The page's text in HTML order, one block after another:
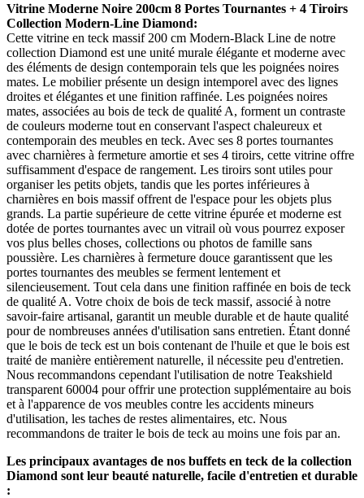
Vitrine Moderne Noire 200cm 8 Portes Tournantes + 4 Tiroirs
Collection Modern-Line Diamond:
Cette vitrine en teck massif 200 cm Modern-Black Line de notre
collection Diamond est une unité murale élégante et moderne avec
des éléments de design contemporain tels que les poignées noires
mates. Le mobilier présente un design intemporel avec des lignes
droites et élégantes et une finition raffinée. Les poignées noires
mates, associées au bois de teck de qualité A, forment un contraste
de couleurs moderne tout en conservant l'aspect chaleureux et
contemporain des meubles en teck. Avec ses 8 portes tournantes
avec charnières à fermeture amortie et ses 4 tiroirs, cette vitrine offre
suffisamment d'espace de rangement. Les tiroirs sont utiles pour
organiser les petits objets, tandis que les portes inférieures à
charnières en bois massif offrent de l'espace pour les objets plus
grands. La partie supérieure de cette vitrine épurée et moderne est
dotée de portes tournantes avec un vitrail où vous pourrez exposer
vos plus belles choses, collections ou photos de famille sans
poussière. Les charnières à fermeture douce garantissent que les
portes tournantes des meubles se ferment lentement et
silencieusement. Tout cela dans une finition raffinée en bois de teck
de qualité A. Votre choix de bois de teck massif, associé à notre
savoir-faire artisanal, garantit un meuble durable et de haute qualité
pour de nombreuses années d'utilisation sans entretien. Étant donné
que le bois de teck est un bois contenant de l'huile et que le bois est
traité de manière entièrement naturelle, il nécessite peu d'entretien.
Nous recommandons cependant l'utilisation de notre Teakshield
transparent 60004 pour offrir une protection supplémentaire au bois
et à l'apparence de vos meubles contre les accidents mineurs
d'utilisation, les taches de restes alimentaires, etc. Nous
recommandons de traiter le bois de teck au moins une fois par an.
Les principaux avantages de nos buffets en teck de la collection
Diamond sont leur beauté naturelle, facile d'entretien et durable
: